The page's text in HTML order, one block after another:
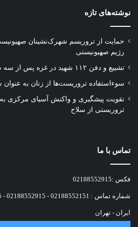
منافقین این است چرا به رغم
ریاست گروهک را برعهده گرفت و
اختیار دادن اطلاعات سایر اعضا و لو
و اطلاعات کشور برآمده بود.
در ادامه این وکیل دادگستری از رئیس
گروهک به‌عنوان دو فرد مطلع از
قاضی دادگاه از وکیل پرسید: آیا این
دادگاه ارائه دهند؟
نوشته‌های تازه
حمایت از تروریسم شهرک‌نشینان صهیونیست
رژیم صهیونیستی
تشییع و دفن ۱۱۲ شهید در غزه پس از سه سال
سوءاستفاده تروریست‌ها از زنان به عنوان
تقویت پیشگیری و واکنش آسیای مرکزی به
تروریستی از سلاح
تماس با ما
فکس :02188552915
شماره تماس : 02188552151 - 02188552915 - 02188552536
ایران - تهران